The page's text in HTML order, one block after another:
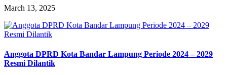
March 13, 2025
Anggota DPRD Kota Bandar Lampung Periode 2024 – 2029
Resmi Dilantik